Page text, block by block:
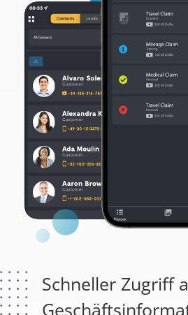
Schneller Zugriff